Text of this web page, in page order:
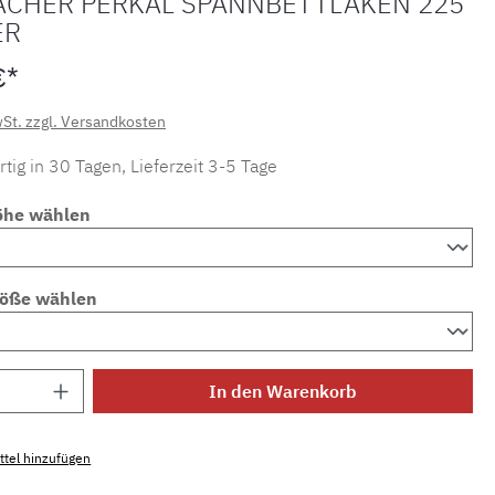
zzgl. Versandkosten
in 30 Tagen, Lieferzeit 3-5 Tage
wählen
wählen
Anzahl: Gib den gewünschten Wert ein
In den Warenkorb
hinzufügen